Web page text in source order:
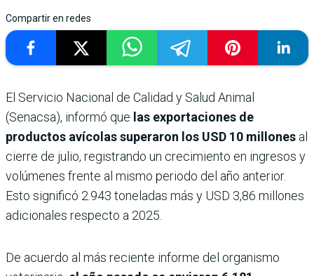
Compartir en redes
El Servicio Nacional de Calidad y Salud Animal
(Senacsa), informó que las exportaciones de
productos avícolas superaron los USD 10 millones al
cierre de julio, registrando un crecimiento en ingresos y
volúmenes frente al mismo periodo del año anterior.
Esto significó 2.943 toneladas más y USD 3,86 millones
adicionales respecto a 2025.
De acuerdo al más reciente informe del organismo